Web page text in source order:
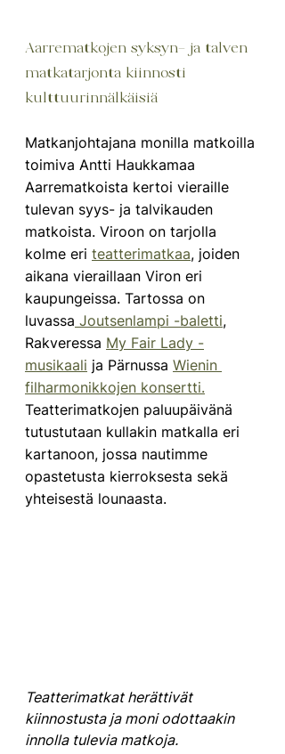
Aarrematkojen syksyn- ja talven
matkatarjonta kiinnosti
kulttuurinnälkäisiä
Matkanjohtajana monilla matkoilla
toimiva Antti Haukkamaa
Aarrematkoista kertoi vieraille
tulevan syys- ja talvikauden
matkoista. Viroon on tarjolla
kolme eri teatterimatkaa, joiden
aikana vieraillaan Viron eri
kaupungeissa. Tartossa on
luvassa Joutsenlampi -baletti,
Rakveressa My Fair Lady -
musikaali ja Pärnussa Wienin
filharmonikkojen konsertti.
Teatterimatkojen paluupäivänä
tutustutaan kullakin matkalla eri
kartanoon, jossa nautimme
opastetusta kierroksesta sekä
yhteisestä lounaasta.
Teatterimatkat herättivät
kiinnostusta ja moni odottaakin
innolla tulevia matkoja.